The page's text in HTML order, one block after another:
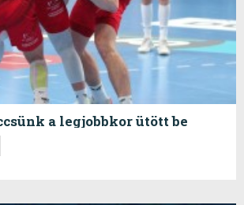
a legjobbkor ütött be